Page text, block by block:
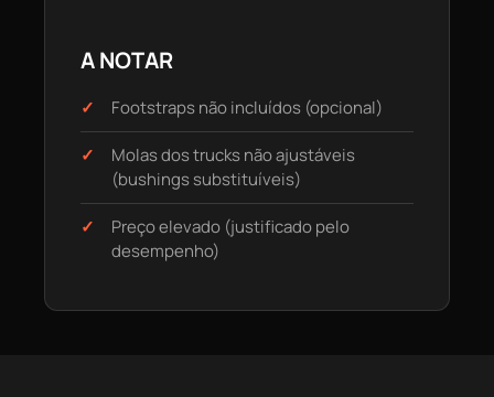
A NOTAR
Footstraps não incluídos (opcional)
Molas dos trucks não ajustáveis
(bushings substituíveis)
Preço elevado (justificado pelo
desempenho)